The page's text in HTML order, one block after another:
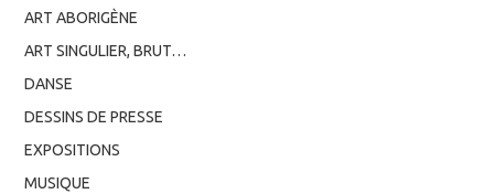
ART ABORIGÈNE
ART SINGULIER, BRUT…
DANSE
DESSINS DE PRESSE
EXPOSITIONS
MUSIQUE